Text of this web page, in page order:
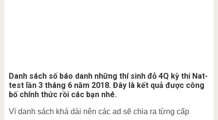
Danh sách số báo danh những thí sinh đỗ 4Q kỳ thi Nat-
test lần 3 tháng 6 năm 2018. Đây là kết quả được công
bố chính thức rồi các bạn nhé.
Vì danh sách khá dài nên các ad sẽ chia ra từng cấp